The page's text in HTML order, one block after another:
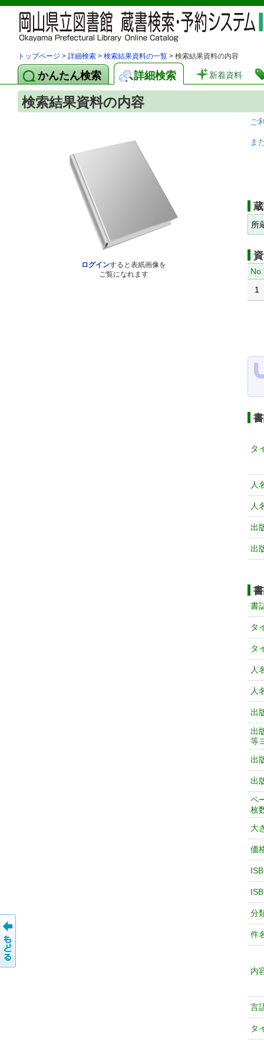
トップページ > 詳細検索 > 検索結果資料の一覧 > 検索結果資料の内容
かんたん検索 詳細検索 新着資料
検索結果資料の内容
ログインすると表紙画像を
ご覧になれます
ご
ま
所
No.
1
タ
人
人
出
出
書
タ
タ
人
人
出
出
等
出
出
ペ
枚
大
価
分
件
内
言
タ